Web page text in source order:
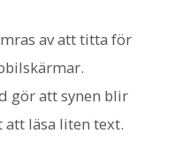
av att titta för
gör att synen blir
läsa liten text.